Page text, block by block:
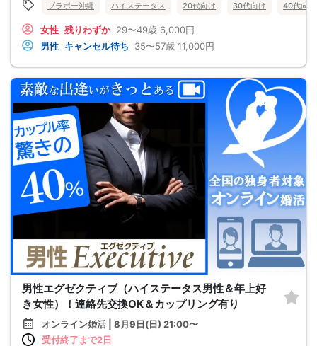
ブラボー沖縄 ハイステータス 20代向け 30代向け 40代向け
女性 残りわずか 29〜49歳 6,000円
男性 キャンセル待ち 35〜57歳 11,000円
男性エグゼクティブ（ハイステータス男性＆年上好
き女性）！連絡先交換OK＆カップリング有り
オンライン婚活 | 8月9日(日) 21:00〜
受付終了まで2日